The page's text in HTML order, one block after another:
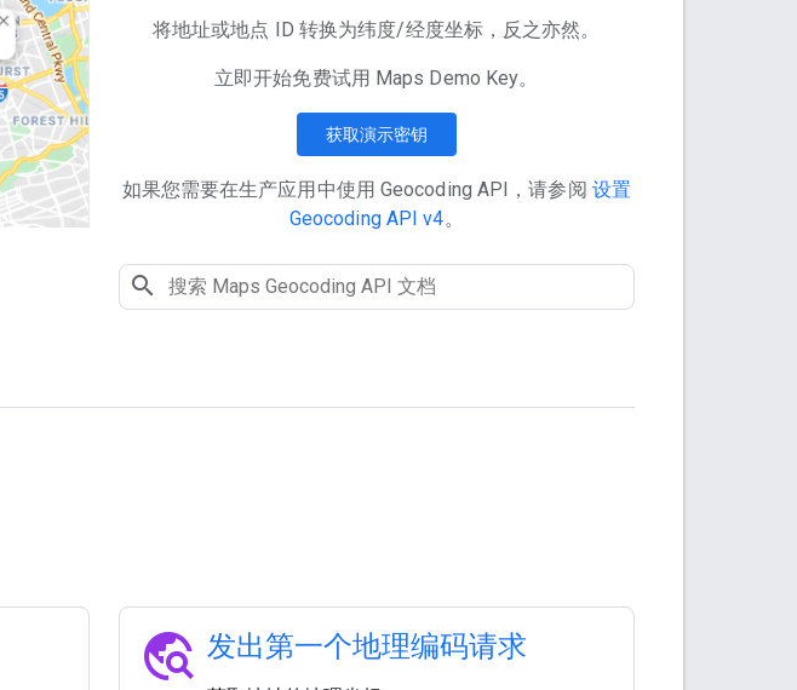
将地址或地点 ID 转换为纬度/经度坐标，反之亦然。
立即开始免费试用 Maps Demo Key。
获取演示密钥
如果您需要在生产应用中使用 Geocoding API，请参阅 设置
Geocoding API v4。
travel_explore 发出第一个地理编码请求